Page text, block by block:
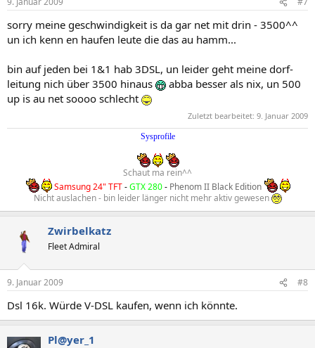
sorry meine geschwindigkeit is da gar net mit drin - 3500^^
un ich kenn en haufen leute die das au hamm...
bin auf jeden bei 1&1 hab 3DSL, un leider geht meine dorf-
leitung nich über 3500 hinaus
abba besser als nix, un 500
up is au net soooo schlecht
Zuletzt bearbeitet: 9. Januar 2009
Sysprofile
Schaut ma rein^^
Samsung 24" TFT-GTX 280- Phenom II Black Edition
Nicht auslachen - bin leider länger nicht mehr aktiv gewesen
Zwirbelkatz
Fleet Admiral
9. Januar 2009 #8
Dsl 16k. Würde V-DSL kaufen, wenn ich könnte.
Pl@yer_1